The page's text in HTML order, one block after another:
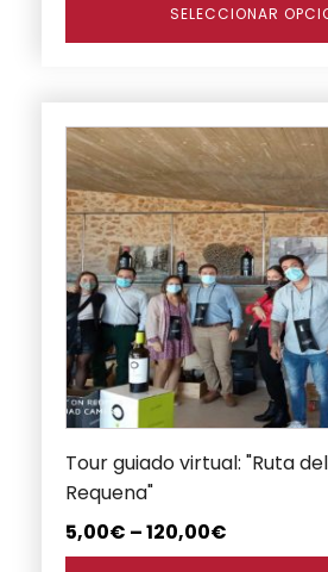
SELECCIONAR
Tour guiado virtual: "Ruta
Requena"
5,00€ –120,00€
Este
producto
tiene
múltiples
variantes.
Las
opciones
se
pueden
elegir
en
la
página
de
producto